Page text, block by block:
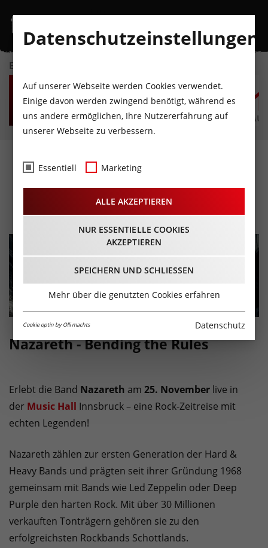
EVENTKALENDER
SO
9
AUGUST
MO
10
AUGUST
DI
11
AUGUST
MI
12
AUGUST
DO
13
AUGUST
Nazareth - Bending the
Rules Tour 2025
25.11.2025 - Beginn 20:00 Uhr
Nazareth - Bending the Rules
Erlebt die Band Nazareth am 25. November live in
der Music Hall Innsbruck – eine Rock-Zeitreise mit
echten Legenden!
Nazareth zählen zur ersten Generation der Hard &
Heavy Bands und prägten seit ihrer Gründung 1968
gemeinsam mit Bands wie Led Zeppelin oder Deep
Purple den harten Rock. Mit über 30 Millionen
verkauften Tonträgern gehören sie zu den
erfolgreichsten Rockbands Schottlands.
Datenschutzeinstellungen
Auf unserer Webseite werden Cookies verwendet.
Einige davon werden zwingend benötigt, während es
uns andere ermöglichen, Ihre Nutzererfahrung auf
unserer Webseite zu verbessern.
Essentiell Marketing
ALLE AKZEPTIEREN
NUR ESSENTIELLE COOKIES
AKZEPTIEREN
SPEICHERN UND SCHLIESSEN
Mehr über die genutzten Cookies erfahren
Cookie optin by Olli machts Datenschutz